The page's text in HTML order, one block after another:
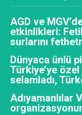
AGD ve
etkinlikleri:
surlarını
Dünyaca ünlü
Türkiye’ye
selamladı,
Adıyamanlılar